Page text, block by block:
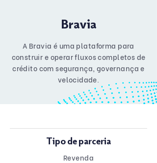
Bravia
A Bravia é uma plataforma para
construir e operar fluxos completos de
crédito com segurança, governança e
velocidade.
Tipo de parceria
Revenda